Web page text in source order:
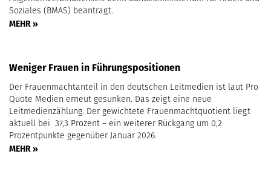
Soziales (BMAS) beantragt.
MEHR »
Weniger Frauen in Führungspositionen
Der Frauenmachtanteil in den deutschen Leitmedien ist laut Pro
Quote Medien erneut gesunken. Das zeigt eine neue
Leitmedienzählung. Der gewichtete Frauenmachtquotient liegt
aktuell bei 37,3 Prozent – ein weiterer Rückgang um 0,2
Prozentpunkte gegenüber Januar 2026.
MEHR »